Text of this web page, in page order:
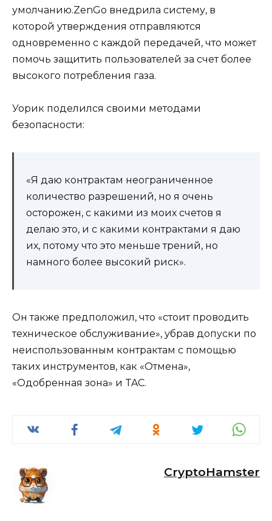
умолчанию.ZenGo внедрила систему, в
которой утверждения отправляются
одновременно с каждой передачей, что может
помочь защитить пользователей за счет более
высокого потребления газа.
Уорик поделился своими методами
безопасности:
«Я даю контрактам неограниченное
количество разрешений, но я очень
осторожен, с какими из моих счетов я
делаю это, и с какими контрактами я даю
их, потому что это меньше трений, но
намного более высокий риск».
Он также предположил, что «стоит проводить
техническое обслуживание», убрав допуски по
неиспользованным контрактам с помощью
таких инструментов, как «Отмена»,
«Одобренная зона» и TAC.
CryptoHamster